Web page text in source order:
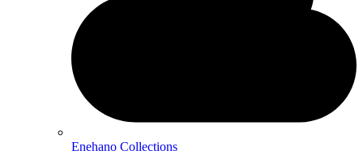
Enehano Collections